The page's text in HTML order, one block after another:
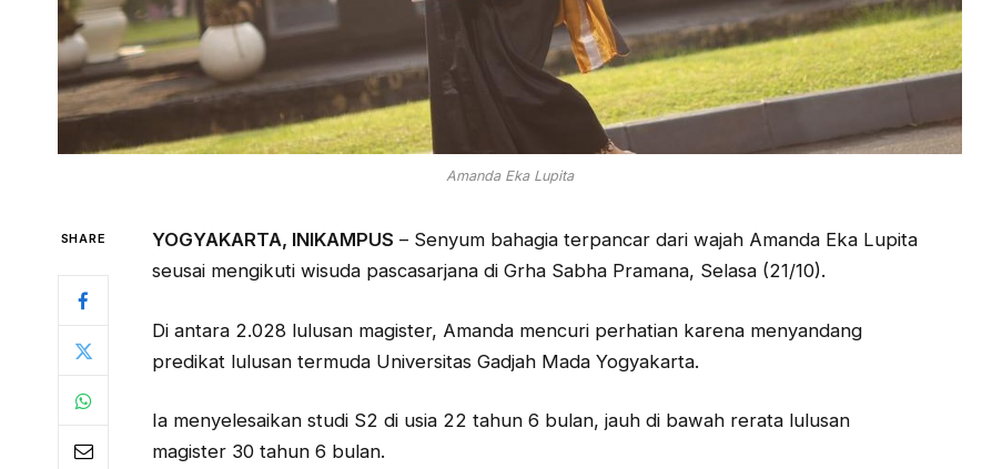
Amanda Eka Lupita
SHARE YOGYAKARTA, INIKAMPUS – Senyum bahagia terpancar dari wajah Amanda Eka Lupita
seusai mengikuti wisuda pascasarjana di Grha Sabha Pramana, Selasa (21/10).
Di antara 2.028 lulusan magister, Amanda mencuri perhatian karena menyandang
predikat lulusan termuda Universitas Gadjah Mada Yogyakarta.
Ia menyelesaikan studi S2 di usia 22 tahun 6 bulan, jauh di bawah rerata lulusan
magister 30 tahun 6 bulan.